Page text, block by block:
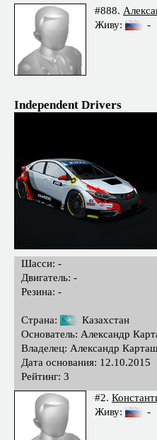
#888.
Живу:
-
Independent Drivers
Шасси: -
Двигатель: -
Резина: -
Страна:
Казахстан
Основатель: Александр
Владелец: Александр
Дата основания: 12.10.2015
Рейтинг: 3
#2.
Живу:
-